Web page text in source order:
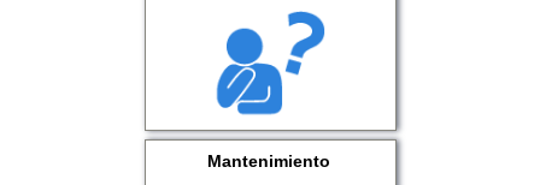
Mantenimiento